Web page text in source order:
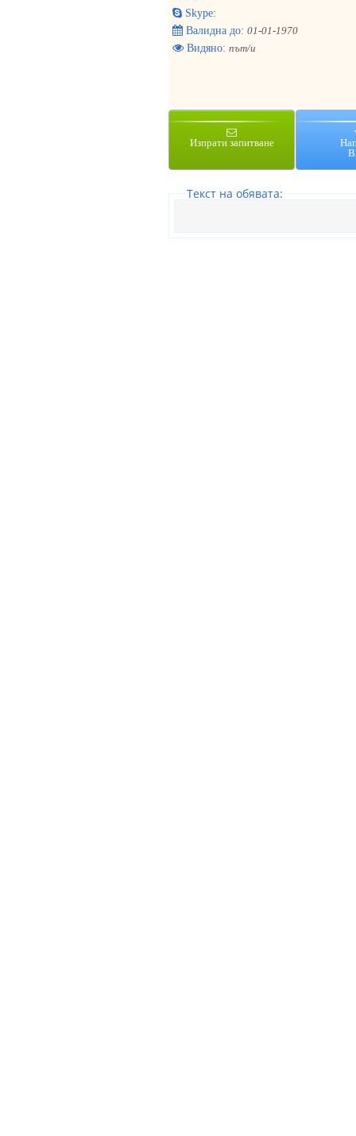
Skype:
Валидна до: 01-01-1970
Видяно: път/и
Изпрати запитване
Tекст на обявата: